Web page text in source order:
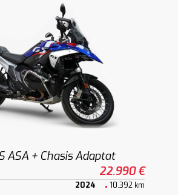
ASA + Chasis Adaptat
22.990 €
2024 10.392 km